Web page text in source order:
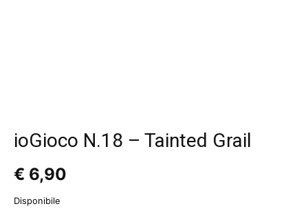
ioGioco N.18 – Tainted Grail
€ 6,90
Disponibile